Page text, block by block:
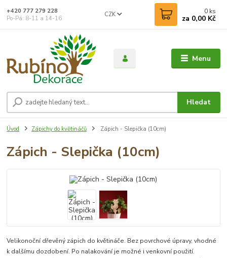
Menu
CZK
Hledat
+420 777 279 228
Po-Pá: 8-11 a 14-16
0 ks
za 0,00 Kč
Úvod Zápichy do květináčů Zápich - Slepička (10cm)
Zápich - Slepička (10cm)
Velikonoční dřevěný zápich do květináče. Bez povrchové úpravy, vhodné
k dalšímu dozdobení. Po nalakování je možné i venkovní použití.